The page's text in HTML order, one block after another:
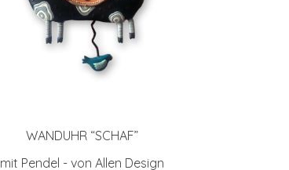
WAND­UHR “SCHAF”
mit Pendel - von Allen Design